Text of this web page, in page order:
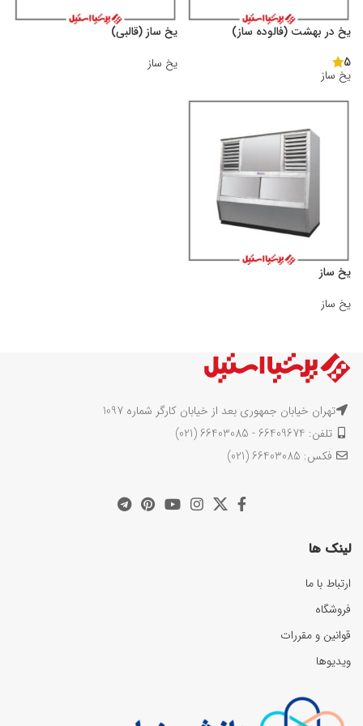
یخ در بهشت (فالوده ساز)
5
یخ ساز
يخ ساز (قالبى)
یخ ساز
یخ ساز
یخ ساز
تهران خیابان جمهوری بعد از خیابان کارگر شماره 1097
تلفن: 66409674 - 66403085 (021)
فکس: 66403085 (021)
لینک ها
ارتباط با ما
فروشگاه
قوانین و مقررات
ویدیوها